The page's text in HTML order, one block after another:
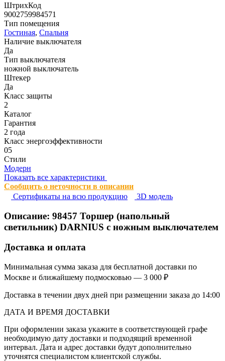
ШтрихКод
9002759984571
Тип помещения
Гостиная, Спальня
Наличие выключателя
Да
Тип выключателя
ножной выключатель
Штекер
Да
Класс защиты
2
Каталог
Гарантия
2 года
Класс энергоэффективности
05
Стили
Модерн
Показать все характеристики
Сообщить о неточности в описании
Сертификаты на всю продукцию
3D модель
Описание: 98457 Торшер (напольный
светильник) DARNIUS с ножным выключателем
Доставка и оплата
Минимальная сумма заказа для бесплатной доставки по
Москве и ближайшему подмосковью — 3 000 ₽
Доставка в течении двух дней при размещении заказа до 14:00
ДАТА И ВРЕМЯ ДОСТАВКИ
При оформлении заказа укажите в соответствующей графе
необходимую дату доставки и подходящий временной
интервал. Дата и адрес доставки будут дополнительно
уточнятся специалистом клиентской службы.